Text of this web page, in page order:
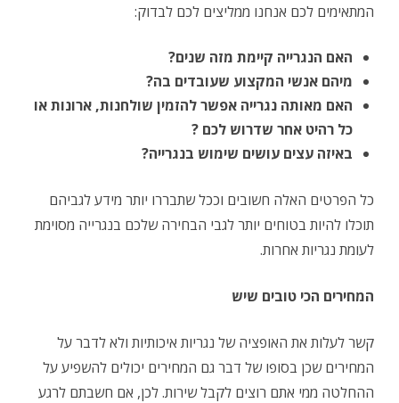
המתאימים לכם אנחנו ממליצים לכם לבדוק:
האם הנגרייה קיימת מזה שנים?
מיהם אנשי המקצוע שעובדים בה?
האם מאותה נגרייה אפשר להזמין שולחנות, ארונות או
כל רהיט אחר שדרוש לכם ?
באיזה עצים עושים שימוש בנגרייה?
כל הפרטים האלה חשובים וככל שתבררו יותר מידע לגביהם
תוכלו להיות בטוחים יותר לגבי הבחירה שלכם בנגרייה מסוימת
לעומת נגריות אחרות.
המחירים הכי טובים שיש
קשר לעלות את האופציה של נגריות איכותיות ולא לדבר על
המחירים שכן בסופו של דבר גם המחירים יכולים להשפיע על
ההחלטה ממי אתם רוצים לקבל שירות. לכן, אם חשבתם לרגע